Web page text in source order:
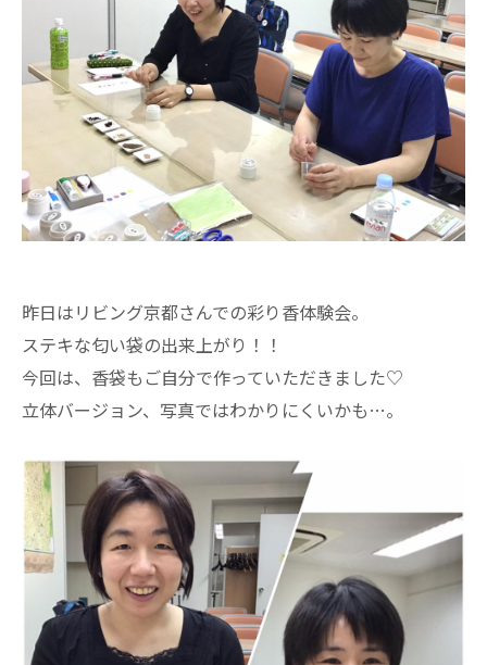
昨日はリビング京都さんでの彩り香体験会。
ステキな匂い袋の出来上がり！！
今回は、香袋もご自分で作っていただきました♡
立体バージョン、写真ではわかりにくいかも…。